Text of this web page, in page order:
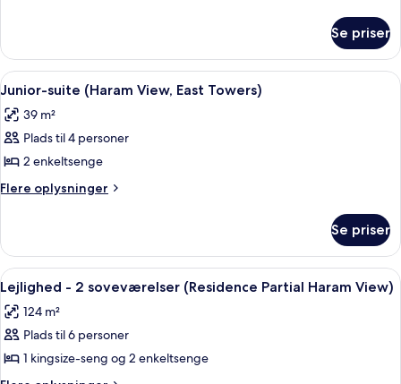
East
Towers)
værelse
(Haram
View,
Towers)
Se priser
Indlæs
alle
billeder
af
Junior-
suite
East
Towers)
Et hotelværelse med to senge, et
9
Junior-suite (Haram View, East Towers)
39 m²
Plads til 4 personer
2 enkeltsenge
Flere oplysninger
Flere
suite
(Haram
View,
East
Towers)
Se priser
Indlæs
alle
billeder
af
Lejlighed
-
Et hotelværelse med en stor seng,
12
Lejlighed - 2 soveværelser (Residence Partial Haram View)
124 m²
Plads til 6 personer
1 kingsize-seng og 2 enkeltsenge